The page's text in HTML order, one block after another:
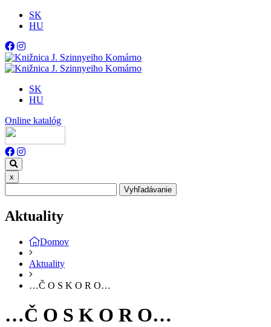
SK
HU
SK
HU
Online katalóg
x
Vyhľadávanie
Aktuality
Domov
Aktuality
…Č O S K O R O…
…Č O S K O R O…